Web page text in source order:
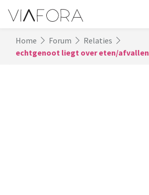
Home Forum
Relaties
echtgenoot liegt over eten/afvallen